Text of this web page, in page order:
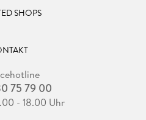
SHOPS
75 79 00
- 18.00 Uhr